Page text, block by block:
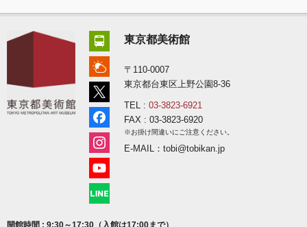
東京都美術館
〒110-0007
東京都台東区上野公園8-36
TEL : 03-3823-6921
FAX : 03-3823-6920
※お掛け間違いにご注意ください。
E-MAIL：tobi@tobikan.jp